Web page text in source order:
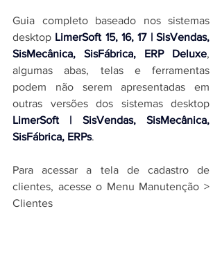
Guia completo baseado nos sistemas
desktop LimerSoft 15, 16, 17 | SisVendas,
SisMecânica, SisFábrica, ERP Deluxe,
algumas abas, telas e ferramentas
podem não serem apresentadas em
outras versões dos
LimerSoft | SisVendas, SisMecânica,
SisFábrica, ERPs.
Para acessar a tela de cadastro de
clientes, acesse o Menu Manutenção >
Clientes